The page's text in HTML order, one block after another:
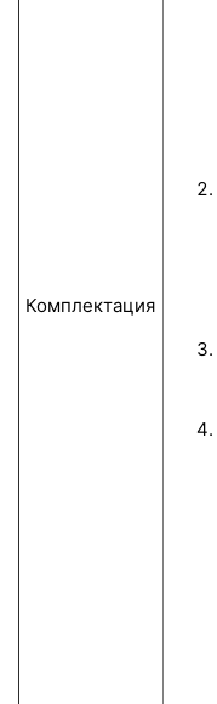
Комплектация